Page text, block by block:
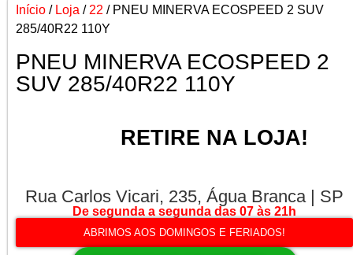
Início / Loja / 22 / PNEU MINERVA ECOSPEED 2 SUV
285/40R22 110Y
PNEU MINERVA ECOSPEED 2
SUV 285/40R22 110Y
RETIRE NA LOJA!
Rua Carlos Vicari, 235, Água Branca | SP
De segunda a segunda das 07 às 21h
ABRIMOS AOS DOMINGOS E FERIADOS!